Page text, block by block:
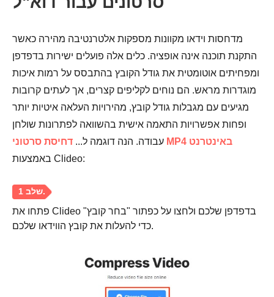
מדחסות וידאו מקוונות מספקות אלטרנטיבה מהירה כאשר
התקנת תוכנה אינה אופציה. כלים אלה פועלים ישירות בדפדפן
ומפחיתים אוטומטית את גודל הקובץ בהתבסס על רמות איכות
מוגדרות מראש. הם נוחים לקליפים קצרים, אך לעתים קרובות
מגיעים עם מגבלות גודל קובץ, מהירויות העלאה איטיות יותר
ופחות אפשרויות התאמה אישית בהשוואה לפתרונות שולחן
עבודה. הנה דוגמה ל...
דחיסת סרטוני MP4 באינטרנט
באמצעות Clideo:
פתחו את Clideo בדפדפן שלכם ולחצו על כפתור "בחר קובץ"
כדי להעלות את קובץ הווידאו שלכם.